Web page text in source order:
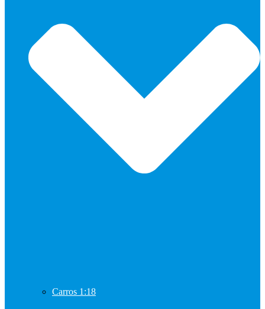
Carros 1:18